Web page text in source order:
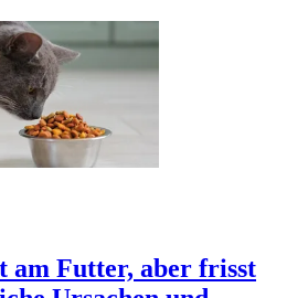
am Futter, aber frisst